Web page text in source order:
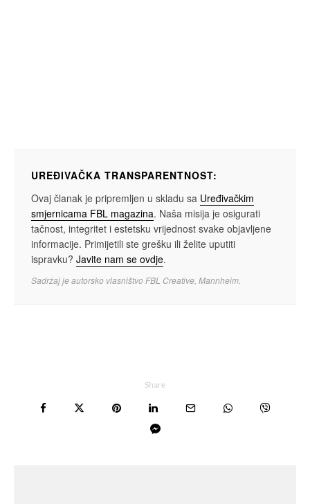
UREĐIVAČKA TRANSPARENTNOST:
Ovaj članak je pripremljen u skladu sa Uređivačkim
smjernicama FBL magazina. Naša misija je osigurati
tačnost, integritet i estetsku vrijednost svake objavljene
informacije. Primijetili ste grešku ili želite uputiti
ispravku? Javite nam se ovdje.
Sadržaj je autorsko vlasništvo FBL Creative, Mannheim.
Share